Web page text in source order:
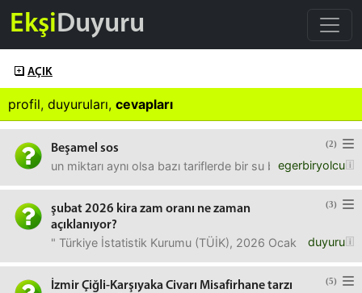
EkşiDuyuru
AÇIK
profil, duyuruları, cevapları
(2)
Beşamel sos
egerbiryolcu
un miktarı aynı olsa bazı tariflerde bir su bardağı süt
(3)
şubat 2026 kira zam oranı ne zaman
açıklanıyor?
duyuru
" Türkiye İstatistik Kurumu (TÜİK), 2026 Ocak enflasyon
(5)
İzmir Çiğli-Karşıyaka Civarı Misafirhane tarzı